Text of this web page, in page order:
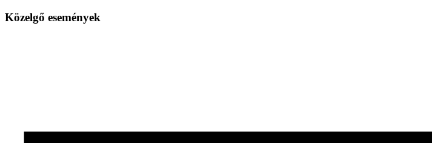
Közelgő események